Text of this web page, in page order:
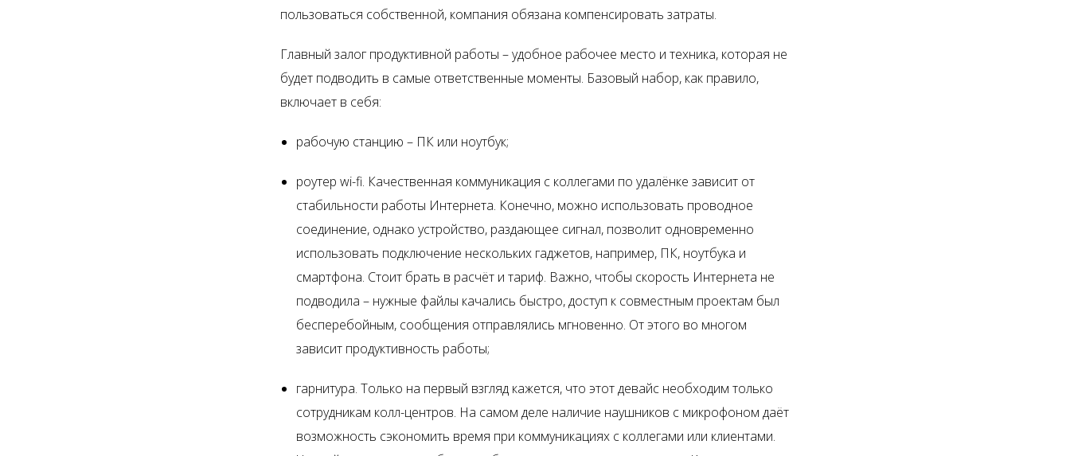
пользоваться собственной, компания обязана компенсировать затраты.
Главный залог продуктивной работы – удобное рабочее место и техника, которая не
будет подводить в самые ответственные моменты. Базовый набор, как правило,
включает в себя:
рабочую станцию – ПК или ноутбук;
роутер wi-fi. Качественная коммуникация с коллегами по удалёнке зависит от
стабильности работы Интернета. Конечно, можно использовать проводное
соединение, однако устройство, раздающее сигнал, позволит одновременно
использовать подключение нескольких гаджетов, например, ПК, ноутбука и
смартфона. Стоит брать в расчёт и тариф. Важно, чтобы скорость Интернета не
подводила – нужные файлы качались быстро, доступ к совместным проектам был
бесперебойным, сообщения отправлялись мгновенно. От этого во многом
зависит продуктивность работы;
гарнитура. Только на первый взгляд кажется, что этот девайс необходим только
сотрудникам колл-центров. На самом деле наличие наушников с микрофоном даёт
возможность сэкономить время при коммуникациях с коллегами или клиентами.